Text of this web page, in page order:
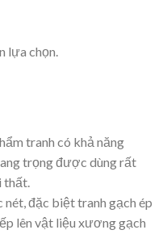
lựa chọn.
tranh có khả năng
trọng được dùng rất
thất.
nét, đặc biệt tranh gạch ép
lên vật liệu xương gạch